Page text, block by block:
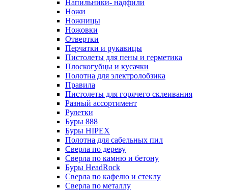
Напильники- надфили
Ножи
Ножницы
Ножовки
Отвертки
Перчатки и рукавицы
Пистолеты для пены и герметика
Плоскогубцы и кусачки
Полотна для электролобзика
Правила
Пистолеты для горячего склеивания
Разный ассортимент
Рулетки
Буры 888
Буры HIPEX
Полотна для сабельных пил
Сверла по дереву
Сверла по камню и бетону
Буры HeadRock
Сверла по кафелю и стеклу
Сверла по металлу